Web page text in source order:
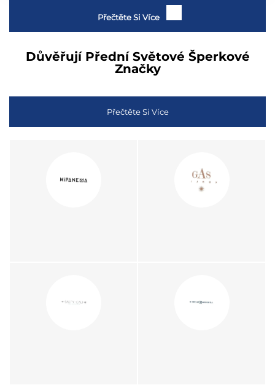
Přečtěte Si Více
Důvěřují Přední Světové Šperkové
Značky
Přečtěte Si Více